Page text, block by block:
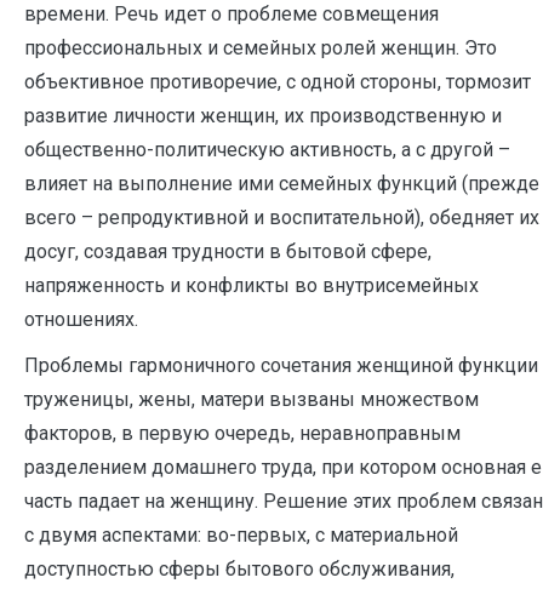
времени. Речь идет о проблеме совмещения
профессиональных и семейных ролей женщин. Это
объективное противоречие, с одной стороны, тормозит
развитие личности женщин, их производственную и
общественно-политическую активность, а с другой –
влияет на выполнение ими семейных функций (прежде
всего – репродуктивной и воспитательной), обедняет их
досуг, создавая трудности в бытовой сфере,
напряженность и конфликты во внутрисемейных
отношениях.
Проблемы гармоничного сочетания женщиной функции
труженицы, жены, матери вызваны множеством
факторов, в первую очередь, неравноправным
разделением домашнего труда, при котором основная
часть падает на женщину. Решение этих проблем
с двумя аспектами: во-первых, с материальной
доступностью сферы бытового обслуживания,